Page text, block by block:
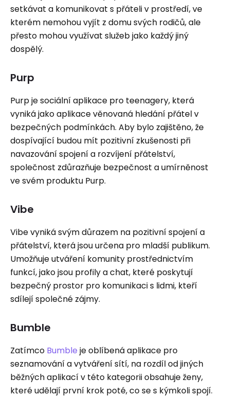
setkávat a komunikovat s přáteli v prostředí, ve
kterém nemohou vyjít z domu svých rodičů, ale
přesto mohou využívat služeb jako každý jiný
dospělý.
Purp
Purp je sociální aplikace pro teenagery, která
vyniká jako aplikace věnovaná hledání přátel v
bezpečných podmínkách. Aby bylo zajištěno, že
dospívající budou mít pozitivní zkušenosti při
navazování spojení a rozvíjení přátelství,
společnost zdůrazňuje bezpečnost a umírněnost
ve svém produktu Purp.
Vibe
Vibe vyniká svým důrazem na pozitivní spojení a
přátelství, která jsou určena pro mladší publikum.
Umožňuje utváření komunity prostřednictvím
funkcí, jako jsou profily a chat, které poskytují
bezpečný prostor pro komunikaci s lidmi, kteří
sdílejí společné zájmy.
Bumble
Zatímco Bumble je oblíbená aplikace pro
seznamování a vytváření sítí, na rozdíl od jiných
běžných aplikací v této kategorii obsahuje ženy,
které udělají první krok poté, co se s kýmkoli spojí.